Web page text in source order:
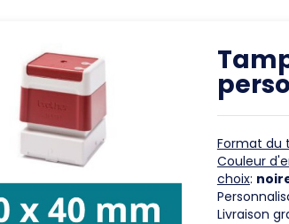
Format du
Couleur
choix:
Livraison